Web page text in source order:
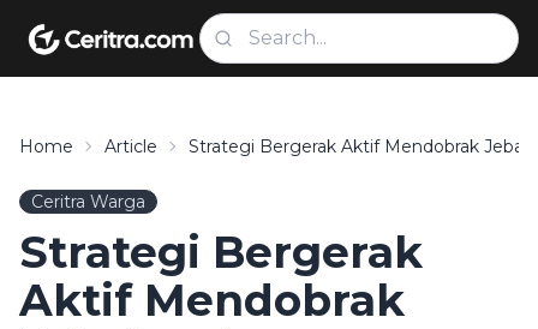
Home Article Strategi Bergerak Aktif Mendobrak
Ceritra Warga
Strategi Bergerak
Aktif Mendobrak